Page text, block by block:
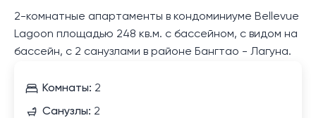
2-комнатные апартаменты в кондоминиуме Bellevue
Lagoon площадью 248 кв.м. с бассейном, с видом на
бассейн, с 2 санузлами в районе Бангтао - Лагуна.
Комнаты: 2
Санузлы: 2